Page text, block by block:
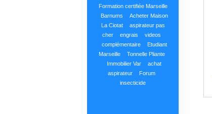
Formation certifiée Marseille
Barnums
Acheter Maison
La Ciotat
aspirateur pas
cher
engrais
videos
complémentaire
Etudiant
Marseille
Tonnelle Pliante
Immobilier Var
achat
aspirateur
Forum
insecticide